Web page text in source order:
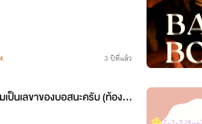
4 3 ปีที่แล้ว
นเลขาของบอสนะครับ (ท้องได